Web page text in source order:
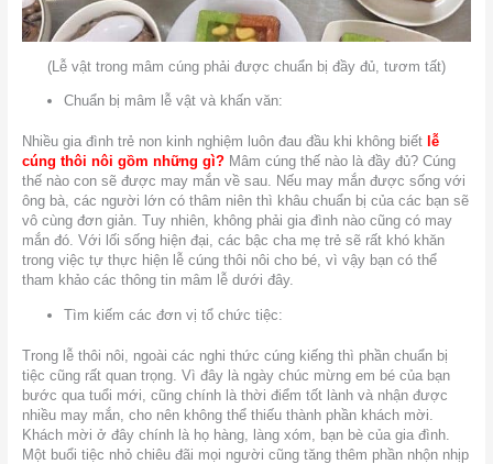
(Lễ vật trong mâm cúng phải được chuẩn bị đầy đủ, tươm tất)
Chuẩn bị mâm lễ vật và khấn văn:
Nhiều gia đình trẻ non kinh nghiệm luôn đau đầu khi không biếtlễ
cúng thôi nôi gồm những gì?Mâm cúng thế nào là đầy đủ? Cúng
thế nào con sẽ được may mắn về sau. Nếu may mắn được sống với
ông bà, các người lớn có thâm niên thì khâu chuẩn bị của các bạn sẽ
vô cùng đơn giản. Tuy nhiên, không phải gia đình nào cũng có may
mắn đó. Với lối sống hiện đại, các bậc cha mẹ trẻ sẽ rất khó khăn
trong việc tự thực hiện lễ cúng thôi nôi cho bé, vì vậy bạn có thể
tham khảo các thông tin mâm lễ dưới đây.
Tìm kiếm các đơn vị tổ chức tiệc:
Trong lễ thôi nôi, ngoài các nghi thức cúng kiếng thì phần chuẩn bị
tiệc cũng rất quan trọng. Vì đây là ngày chúc mừng em bé của bạn
bước qua tuổi mới, cũng chính là thời điểm tốt lành và nhận được
nhiều may mắn, cho nên không thể thiếu thành phần khách mời.
Khách mời ở đây chính là họ hàng, làng xóm, bạn bè của gia đình.
Một buổi tiệc nhỏ chiêu đãi mọi người cũng tăng thêm phần nhộn nhịp